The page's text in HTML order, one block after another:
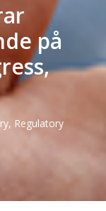
på
Regulatory